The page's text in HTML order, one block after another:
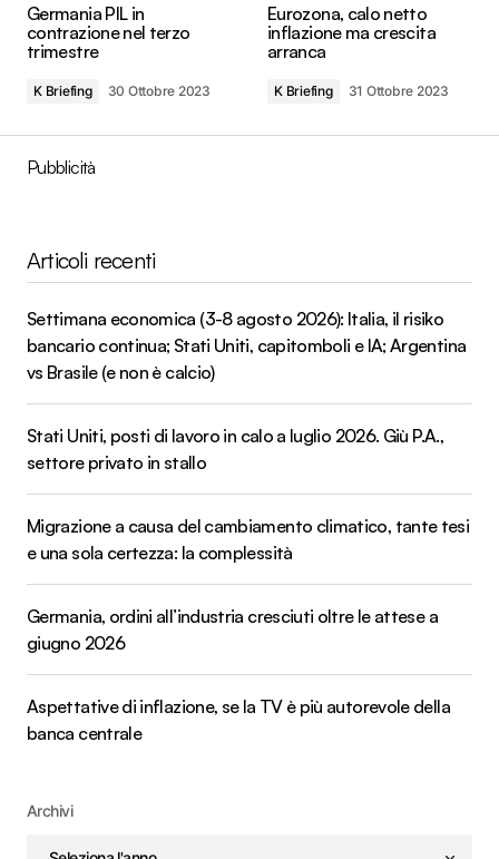
Germania PIL in
contrazione nel terzo
trimestre
K Briefing 30 Ottobre 2023
Eurozona, calo netto
inflazione ma crescita
arranca
K Briefing 31 Ottobre 2023
Pubblicità
Articoli recenti
Settimana economica (3-8 agosto 2026): Italia, il risiko
bancario continua; Stati Uniti, capitomboli e IA; Argentina
vs Brasile (e non è calcio)
Stati Uniti, posti di lavoro in calo a luglio 2026. Giù P.A.,
settore privato in stallo
Migrazione a causa del cambiamento climatico, tante tesi
e una sola certezza: la complessità
Germania, ordini all’industria cresciuti oltre le attese a
giugno 2026
Aspettative di inflazione, se la TV è più autorevole della
banca centrale
Archivi